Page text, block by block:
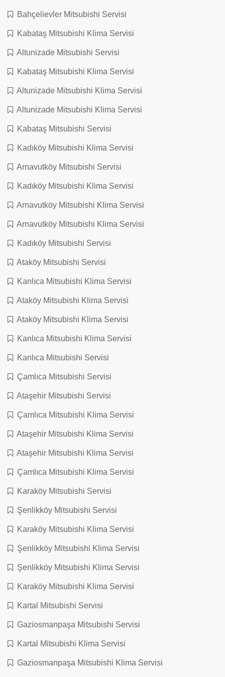
Bahçelievler Mitsubishi Servisi
Kabataş Mitsubishi Klima Servisi
Altunizade Mitsubishi Servisi
Kabataş Mitsubishi Klima Servisi
Altunizade Mitsubishi Klima Servisi
Altunizade Mitsubishi Klima Servisi
Kabataş Mitsubishi Servisi
Kadıköy Mitsubishi Klima Servisi
Arnavutköy Mitsubishi Servisi
Kadıköy Mitsubishi Klima Servisi
Arnavutköy Mitsubishi Klima Servisi
Arnavutköy Mitsubishi Klima Servisi
Kadıköy Mitsubishi Servisi
Ataköy Mitsubishi Servisi
Kanlıca Mitsubishi Klima Servisi
Ataköy Mitsubishi Klima Servisi
Ataköy Mitsubishi Klima Servisi
Kanlıca Mitsubishi Klima Servisi
Kanlıca Mitsubishi Servisi
Çamlıca Mitsubishi Servisi
Ataşehir Mitsubishi Servisi
Çamlıca Mitsubishi Klima Servisi
Ataşehir Mitsubishi Klima Servisi
Ataşehir Mitsubishi Klima Servisi
Çamlıca Mitsubishi Klima Servisi
Karaköy Mitsubishi Servisi
Şenlikköy Mitsubishi Servisi
Karaköy Mitsubishi Klima Servisi
Şenlikköy Mitsubishi Klima Servisi
Şenlikköy Mitsubishi Klima Servisi
Karaköy Mitsubishi Klima Servisi
Kartal Mitsubishi Servisi
Gaziosmanpaşa Mitsubishi Servisi
Kartal Mitsubishi Klima Servisi
Gaziosmanpaşa Mitsubishi Klima Servisi